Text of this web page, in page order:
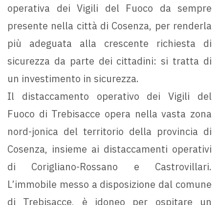
operativa dei Vigili del Fuoco da sempre
presente nella città di Cosenza, per renderla
più adeguata alla crescente richiesta di
sicurezza da parte dei cittadini: si tratta di
un investimento in sicurezza.
Il distaccamento operativo dei Vigili del
Fuoco di Trebisacce opera nella vasta zona
nord-jonica del territorio della provincia di
Cosenza, insieme ai distaccamenti operativi
di Corigliano-Rossano e Castrovillari.
L’immobile messo a disposizione dal comune
di Trebisacce, è idoneo per ospitare un